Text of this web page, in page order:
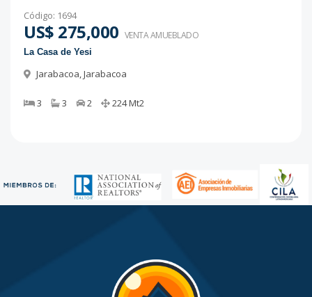
Código: 1694
US$ 275,000 VENTA AMUEBLADO
La Casa de Yesi
Jarabacoa,Jarabacoa
3 3 2 224Mt2